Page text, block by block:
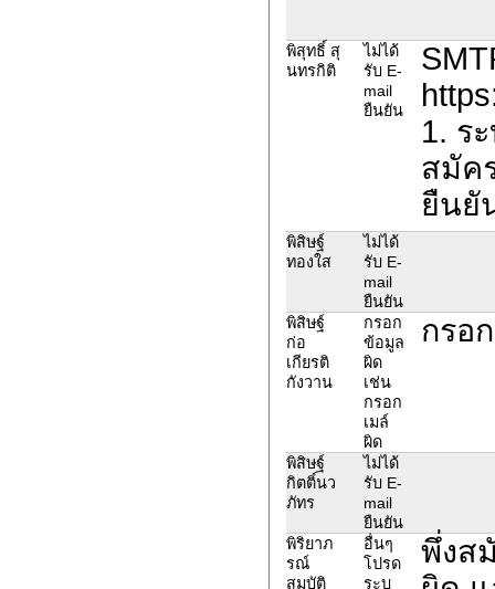
พิสุทธิ์ สุ
นทรกิติ
ไม่ได้
รับ E-
mail
ยืนยัน
1. ร
สมัค
ยืนยั
พิสิษฐ์
ทองใส
ไม่ได้
รับ E-
mail
ยืนยัน
พิสิษฐ์
ก่อ
เกียรติ
กังวาน
กรอก
ข้อมูล
ผิด
เช่น
กรอก
เมล์
ผิด
กรอ
พิสิษฐ์
กิตติ์นว
ภัทร
ไม่ได้
รับ E-
mail
ยืนยัน
พิริยาภ
รณ์
สมบัติ
อื่นๆ
โปรด
ระบุ
พึ่งส